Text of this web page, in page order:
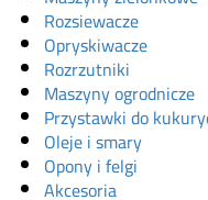
Rozsiewacze
Opryskiwacze
Rozrzutniki
Maszyny ogrodnicze
Przystawki do
Oleje i smary
Opony i felgi
Akcesoria